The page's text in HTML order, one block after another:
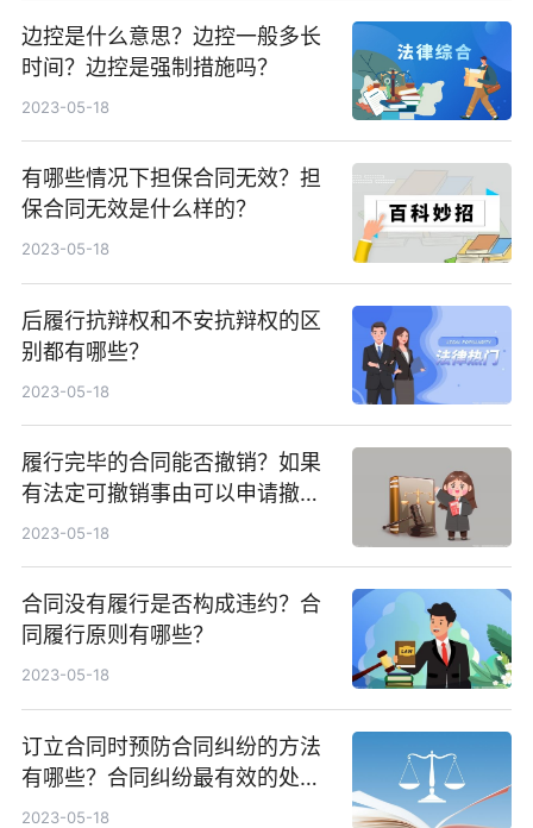
边控是什么意思？边控一般多长
时间？边控是强制措施吗？
2023-05-18
有哪些情况下担保合同无效？担
保合同无效是什么样的？
2023-05-18
后履行抗辩权和不安抗辩权的区
别都有哪些？
2023-05-18
履行完毕的合同能否撤销？如果
有法定可撤销事由可以申请撤销
吗？
2023-05-18
合同没有履行是否构成违约？合
同履行原则有哪些？
2023-05-18
订立合同时预防合同纠纷的方法
有哪些？合同纠纷最有效的处理
方式有哪些？
2023-05-18